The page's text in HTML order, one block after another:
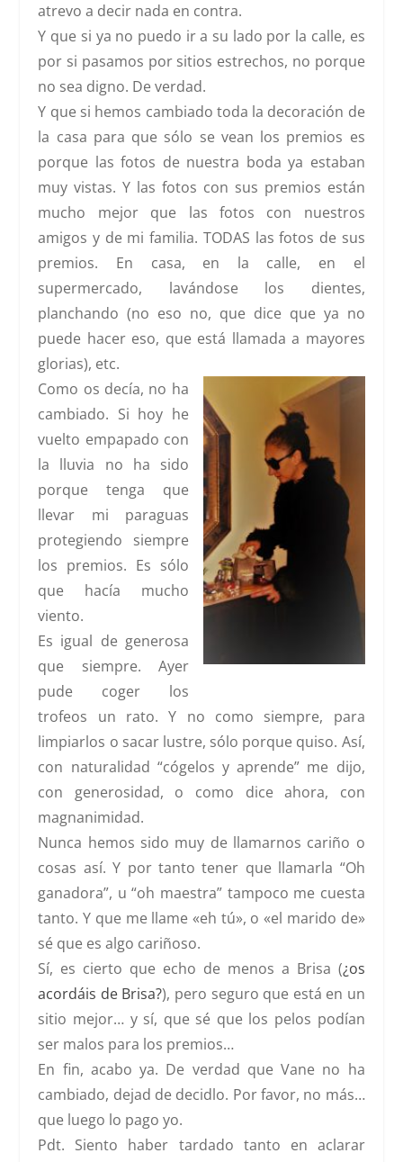
atrevo a decir nada en contra.
Y que si ya no puedo ir a su lado por la calle, es
por si pasamos por sitios estrechos, no porque
no sea digno. De verdad.
Y que si hemos cambiado toda la decoración de
la casa para que sólo se vean los premios es
porque las fotos de nuestra boda ya estaban
muy vistas. Y las fotos con sus premios están
mucho mejor que las fotos con nuestros
amigos y de mi familia. TODAS las fotos de sus
premios. En casa, en la calle, en el
supermercado, lavándose los dientes,
planchando (no eso no, que dice que ya no
puede hacer eso, que está llamada a mayores
glorias), etc.
Como os decía, no ha
cambiado. Si hoy he
vuelto empapado con
la lluvia no ha sido
porque tenga que
llevar mi paraguas
protegiendo siempre
los premios. Es sólo
que hacía mucho
viento.
Es igual de generosa
que siempre. Ayer
pude coger los
trofeos un rato. Y no como siempre, para
limpiarlos o sacar lustre, sólo porque quiso. Así,
con naturalidad “cógelos y aprende” me dijo,
con generosidad, o como dice ahora, con
magnanimidad.
Nunca hemos sido muy de llamarnos cariño o
cosas así. Y por tanto tener que llamarla “Oh
ganadora”, u “oh maestra” tampoco me cuesta
tanto. Y que me llame «eh tú», o «el marido de»
sé que es algo cariñoso.
Sí, es cierto que echo de menos a Brisa (¿os
acordáis de Brisa?), pero seguro que está en un
sitio mejor… y sí, que sé que los pelos podían
ser malos para los premios…
En fin, acabo ya. De verdad que Vane no ha
cambiado, dejad de decidlo. Por favor, no más…
que luego lo pago yo.
Pdt. Siento haber tardado tanto en aclarar